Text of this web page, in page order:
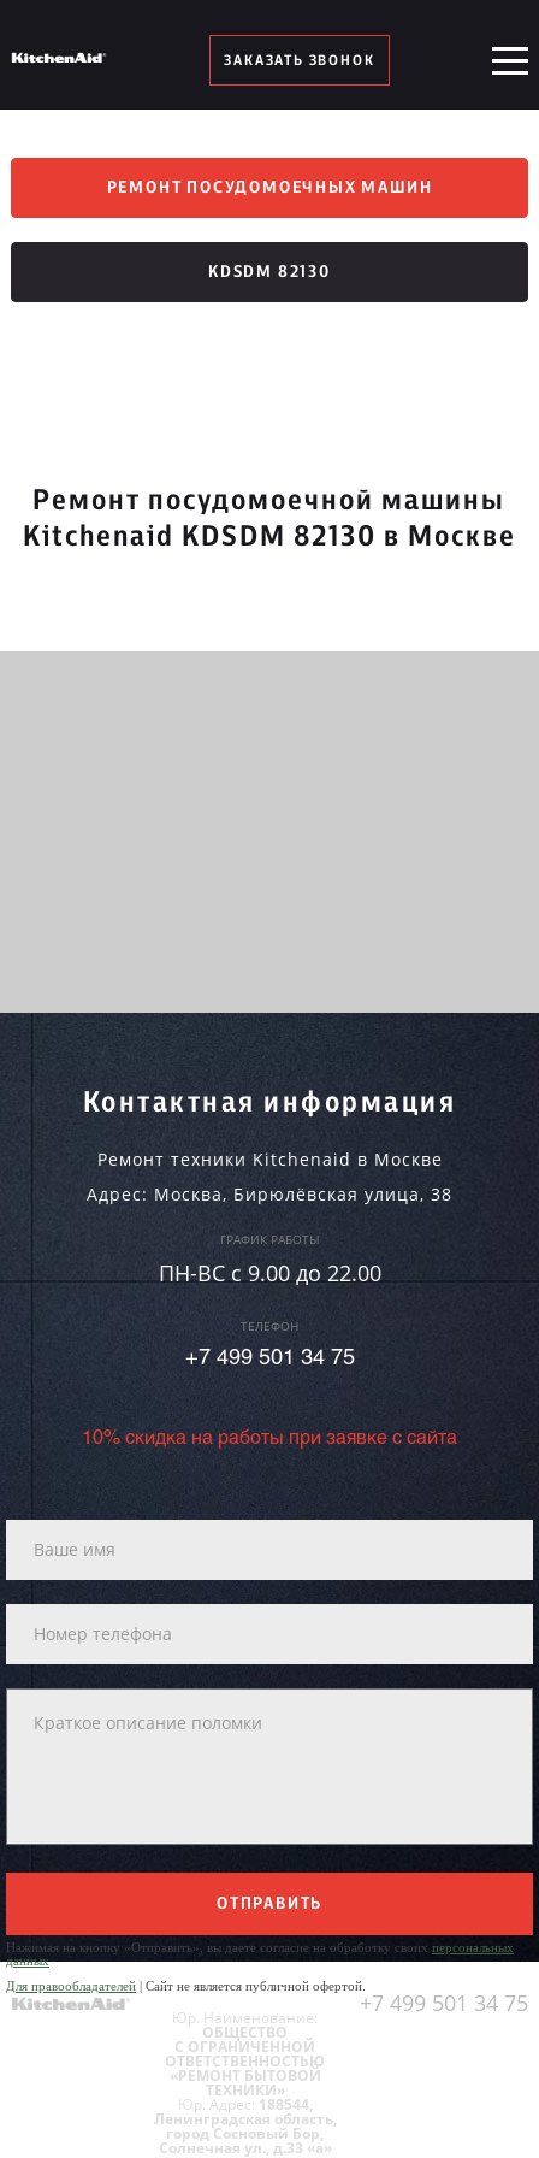
ЗАКАЗАТЬ ЗВОНОК
РЕМОНТ ПОСУДОМОЕЧНЫХ МАШИН
KDSDM 82130
Ремонт посудомоечной машины
Kitchenaid KDSDM 82130 в Москве
Контактная информация
Ремонт техники Kitchenaid в Москве
Адрес: Москва, Бирюлёвская улица, 38
ГРАФИК РАБОТЫ
ПН-ВC c 9.00 до 22.00
ТЕЛЕФОН
+7 499 501 34 75
10% скидка на работы при заявке с сайта
ОТПРАВИТЬ
Нажимая на кнопку «Отправить», вы даете согласие на обработку своих персональных
данных
Для правообладателей | Сайт не является публичной офертой.
+7 499 501 34 75
Юр. Наименование:
ОБЩЕСТВО
С ОГРАНИЧЕННОЙ
ОТВЕТСТВЕННОСТЬЮ
«РЕМОНТ БЫТОВОЙ
ТЕХНИКИ»
Юр. Адрес: 188544,
Ленинградская область,
город Сосновый Бор,
Солнечная ул., д.33 «а»